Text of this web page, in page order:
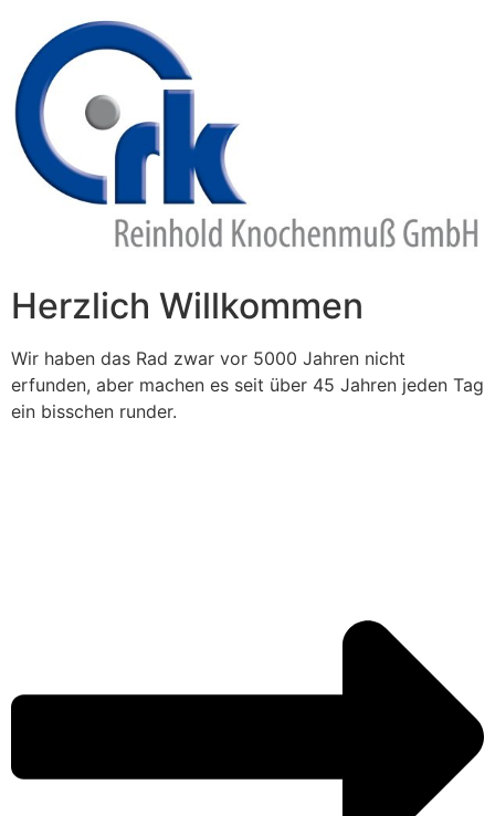
Inhalt
springen
Herzlich Willkommen
Wir haben das Rad zwar vor 5000 Jahren nicht
erfunden, aber machen es seit über 45 Jahren jeden Tag
ein bisschen runder.